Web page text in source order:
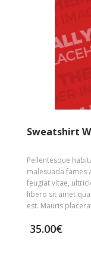
Sweatshirt
Pellentesque
malesuada fames
feugiat vitae,
libero sit amet
est. Mauris
35.00€